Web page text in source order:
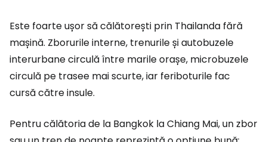
Este foarte ușor să călătorești prin Thailanda fără
mașină. Zborurile interne, trenurile și autobuzele
interurbane circulă între marile orașe, microbuzele
circulă pe trasee mai scurte, iar feriboturile fac
cursă către insule.
Pentru călătoria de la Bangkok la Chiang Mai, un zbor